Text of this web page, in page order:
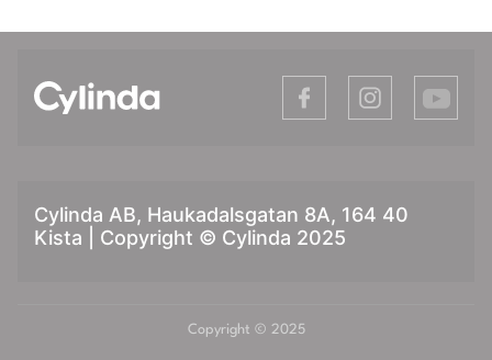
Cylinda AB, Haukadalsgatan 8A, 164 40
Kista | Copyright © Cylinda 2025
Copyright © 2025